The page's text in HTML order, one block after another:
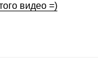
видео =)